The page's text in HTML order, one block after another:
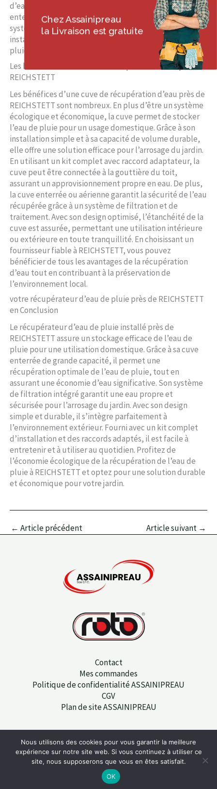
d’eau de pluie à REICHSTETT, vous propose des cuves
enterrées ou aériennes, des chéneaux adaptés et des
systèmes de filtration efficaces. N’attendez plus pour
installer votre propre système de récupération d’eau de
pluie et profiter des avantages qu’il offre à votre jardin.
Les bénéfices d’une cuve de récupération d’eau près de
REICHSTETT
Les bénéfices d’une cuve de récupération d’eau près de
REICHSTETT sont nombreux. En plus d’être un système
écologique et économique, la cuve permet de stocker
l’eau de pluie pour un usage domestique. Grâce à son
installation simple et à sa capacité de volume durable,
elle offre une solution efficace pour l’arrosage du jardin.
En utilisant un kit complet avec raccord adaptateur, la
cuve peut être connectée à la gouttière du toit,
assurant un approvisionnement propre en eau. De plus,
la cuve enterrée ou aérienne garantit la sécurité de l’eau
récupérée grâce à un système de filtration et de
traitement. Avec son design optimisé, l’étanchéité de la
cuve est assurée, permettant une utilisation intérieure
ou extérieure en toute tranquillité. En choisissant un
fournisseur fiable à REICHSTETT, vous pouvez
bénéficier de tous les avantages de la récupération
d’eau tout en contribuant à la préservation de
l’environnement local.
votre récupérateur d’eau de pluie près de REICHSTETT
en Conclusion
Le récupérateur d’eau de pluie installé près de
REICHSTETT assure un stockage efficace de l’eau de
pluie pour une utilisation domestique. Grâce à sa cuve
enterrée de grande capacité, il permet une
récupération optimale de l’eau de pluie, tout en
assurant une économie d’eau significative. Son système
de filtration intégré garantit une eau propre et
sécurisée pour l’arrosage du jardin. Avec son design
simple et durable, il s’intègre parfaitement à
l’environnement extérieur. Fourni avec un kit complet
d’installation et des raccords adaptés, il est facile à
entretenir et à utiliser au quotidien. Profitez de
l’économie écologique de la récupération de l’eau de
pluie à REICHSTETT et optez pour une solution durable
et économique pour votre jardin.
← Article précédent Article suivant →
Contact
Mes commandes
Politique de confidentialité ASSAINIPREAU
CGV
Plan de site ASSAINIPREAU
Copyright © 2026 Assainipreau | Powered bySit-web.fr
Chez Assainipreau
la Livraison est gratuite
Nous utilisons des cookies pour vous garantir la meilleure
expérience sur notre site web. Si vous continuez à utiliser ce
site, nous supposerons que vous en êtes satisfait.
OK